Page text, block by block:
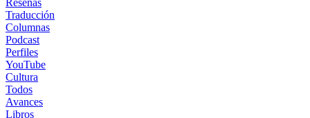
Reseñas
Traducción
Columnas
Podcast
Perfiles
YouTube
Cultura
Todos
Avances
Libros